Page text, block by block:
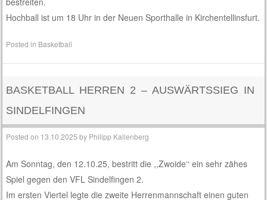
Hochball ist um 18 Uhr in der Neuen Sporthalle in Kirchentellinsfurt.
Posted in Basketball
BASKETBALL HERREN 2 – AUSWÄRTSSIEG IN
SINDELFINGEN
Posted on 13.10.2025 by Philipp Kallenberg
Am Sonntag, den 12.10.25, bestritt die ,,Zwoide‘‘ ein sehr zähes
Spiel gegen den VFL Sindelfingen 2.
Im ersten Viertel legte die zweite Herrenmannschaft einen guten